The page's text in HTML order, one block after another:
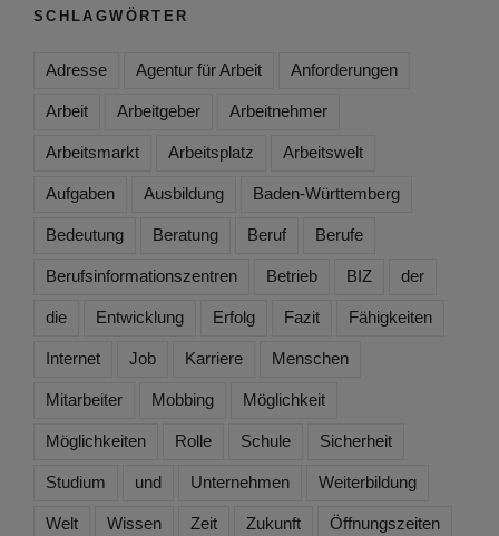
SCHLAGWÖRTER
Adresse Agentur für Arbeit Anforderungen
Arbeit Arbeitgeber Arbeitnehmer
Arbeitsmarkt Arbeitsplatz Arbeitswelt
Aufgaben Ausbildung Baden-Württemberg
Bedeutung Beratung Beruf Berufe
Berufsinformationszentren Betrieb BIZ der
die Entwicklung Erfolg Fazit Fähigkeiten
Internet Job Karriere Menschen
Mitarbeiter Mobbing Möglichkeit
Möglichkeiten Rolle Schule Sicherheit
Studium und Unternehmen Weiterbildung
Welt Wissen Zeit Zukunft Öffnungszeiten